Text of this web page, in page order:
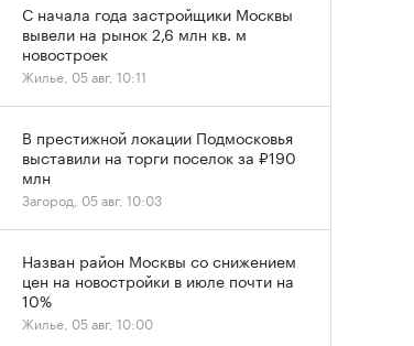
С начала года застройщики Москвы
вывели на рынок 2,6 млн кв. м
новостроек
Жилье, 05 авг, 10:11
В престижной локации Подмосковья
выставили на торги поселок за ₽190
млн
Загород, 05 авг, 10:03
Назван район Москвы со снижением
цен на новостройки в июле почти на
10%
Жилье, 05 авг, 10:00